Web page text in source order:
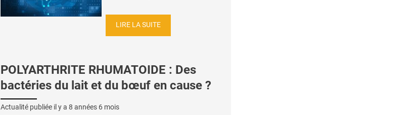
LIRE LA SUITE
POLYARTHRITE RHUMATOIDE : Des
bactéries du lait et du bœuf en cause ?
Actualité publiée il y a 8 années 6 mois